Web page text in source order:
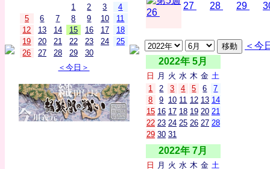
1
2 3
4
5
6 7 8 9 10
11
12
13 14 15 16 17
18
19
20 21 22 23 24
25
26
27 28 29
30
＜今日＞
26
27 28 29
＜今
2022年 5月
日 月 火 水 木 金 土
1
2 3 4 5 6
7
8
9 10 11 12 13 14
15 16 17 18 19 20 21
22 23 24 25 26 27 28
29 30 31
2022年 7月
日 月 火 水 木 金 土